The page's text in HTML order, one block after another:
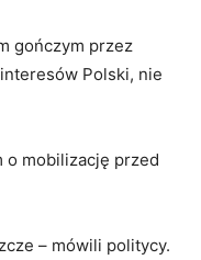
gończym przez
Polski, nie
o mobilizację przed
– mówili politycy.